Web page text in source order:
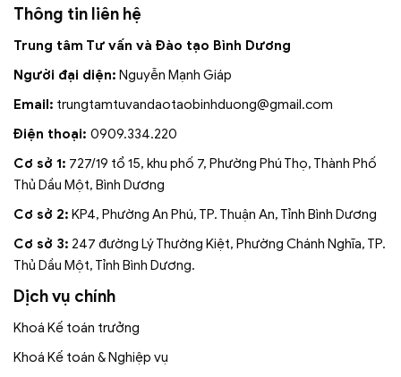
Thông tin liên hệ
Trung tâm Tư vấn và Đào tạo Bình Dương
Người đại diện: Nguyễn Mạnh Giáp
Email: trungtamtuvandaotaobinhduong@gmail.com
Điện thoại: 0909.334.220
Cơ sở 1: 727/19 tổ 15, khu phố 7, Phường Phú Thọ, Thành Phố
Thủ Dầu Một, Bình Dương
Cơ sở 2: KP4, Phường An Phú, TP. Thuận An, Tỉnh Bình Dương
Cơ sở 3: 247 đường Lý Thường Kiệt, Phường Chánh Nghĩa, TP.
Thủ Dầu Một, Tỉnh Bình Dương.
Dịch vụ chính
Khoá Kế toán trưởng
Khoá Kế toán & Nghiệp vụ